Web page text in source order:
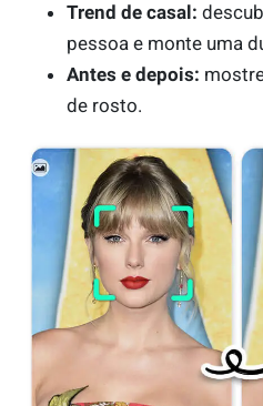
Trend de casal:
pessoa e monte uma
Antes e depois:
de rosto.